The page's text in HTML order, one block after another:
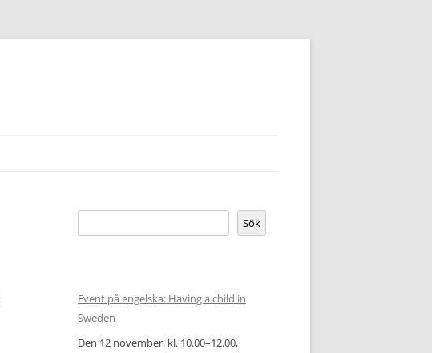
Sök
Event på engelska: Having a child in
Sweden
Den 12 november, kl. 10.00–12.00,